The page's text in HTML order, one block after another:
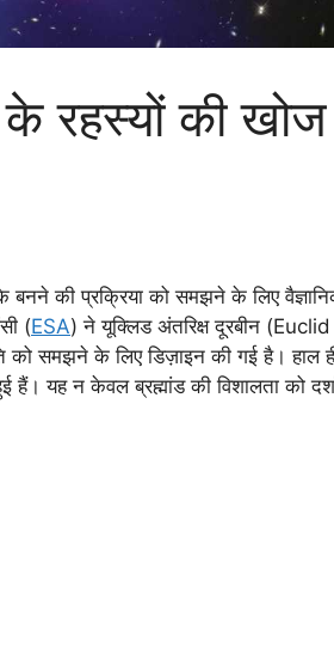
के रहस्यों की
की प्रक्रिया को समझने के लिए
(ESA) ने यूक्लिड अंतरिक्ष दूरबीन
को समझने के लिए डिज़ाइन की गई है। हाल
यह न केवल ब्रह्मांड की विशालता को